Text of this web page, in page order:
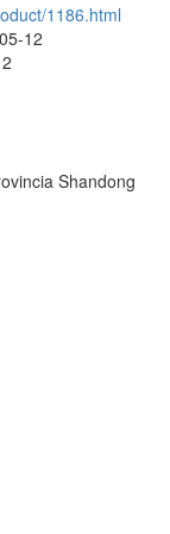
1186.html
12
Shandong